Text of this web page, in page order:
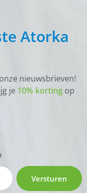
Atorka
nieuwsbrieven!
je 10% korting op
Versturen